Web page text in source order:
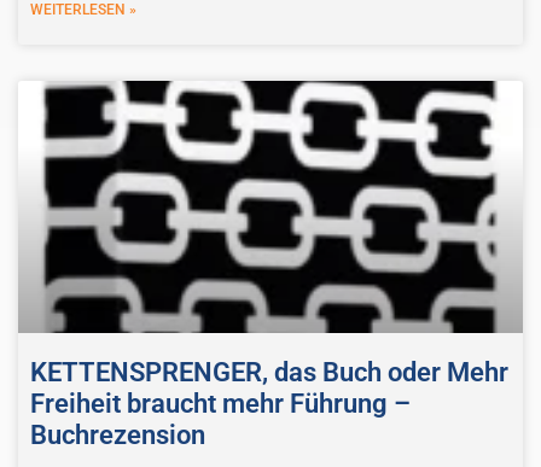
WEITERLESEN »
KETTENSPRENGER, das Buch oder Mehr
Freiheit braucht mehr Führung –
Buchrezension